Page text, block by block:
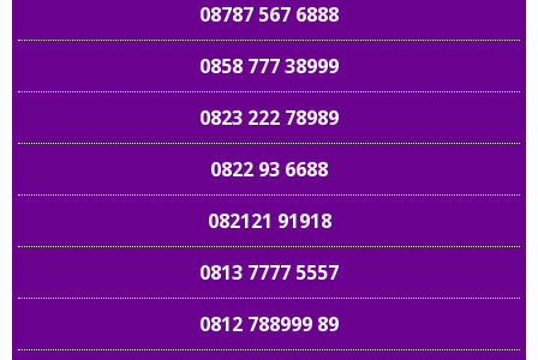
08787 567 6888
0858 777 38999
0823 222 78989
0822 93 6688
082121 91918
0813 7777 5557
0812 788999 89